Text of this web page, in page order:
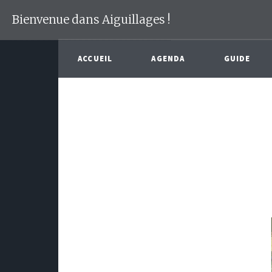
Bienvenue dans Aiguillages !
ACCUEIL AGENDA GUIDE